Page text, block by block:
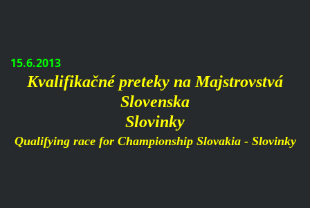
15.6.2013
Kvalifikačné preteky na Majstrovstvá
Slovenska
Slovinky
Qualifying race for Championship Slovakia - Slovinky